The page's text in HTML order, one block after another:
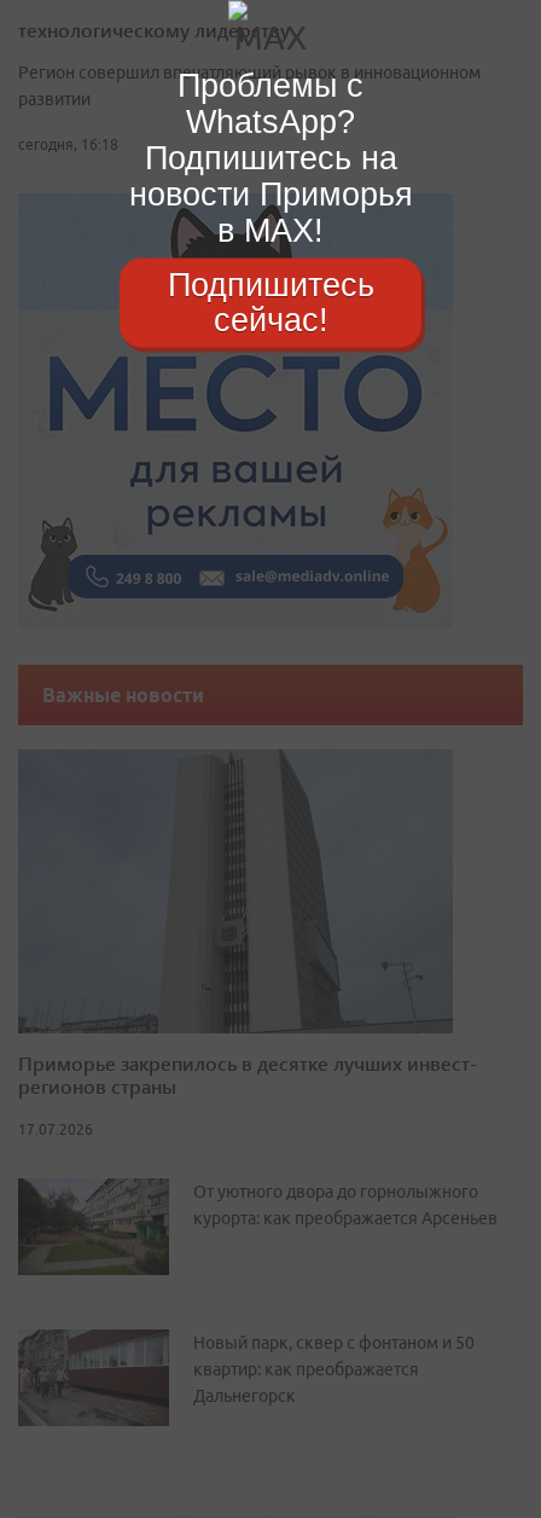
технологическому лидерству
Регион совершил впечатляющий рывок в инновационном
развитии
сегодня, 16:18
Важные новости
Приморье закрепилось в десятке лучших инвест-
регионов страны
17.07.2026
От уютного двора до горнолыжного
курорта: как преображается Арсеньев
Новый парк, сквер с фонтаном и 50
квартир: как преображается
Дальнегорск
Проблемы с
WhatsApp?
Подпишитесь на
новости Приморья
в MAX!
Подпишитесь
сейчас!